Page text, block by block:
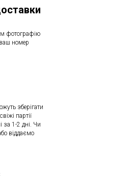
фотографію
ваш номер
зберігати
партії
за 1-2 дні. Чи
віддаємо